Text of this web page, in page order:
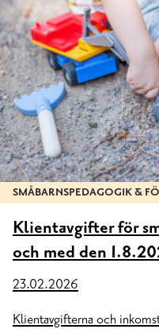
SMÅBARNSPEDAGOGIK &
Klientavgifter för
och med den
23.02.2026
Klientavgifterna och